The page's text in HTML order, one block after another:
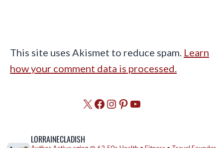
This site uses Akismet to reduce spam. Learn
how your comment data is processed.
X Facebook
Instagram
Pinterest
YouTube
LORRAINECLADISH